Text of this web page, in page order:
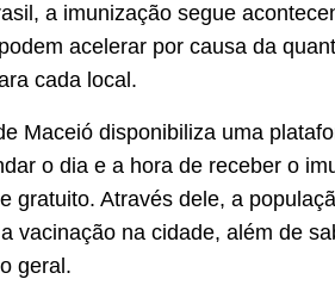
a imunização segue
acelerar por causa da
cada local.
Maceió disponibiliza uma
o dia e a hora de receber o
gratuito. Através dele, a
vacinação na cidade, além de
geral.